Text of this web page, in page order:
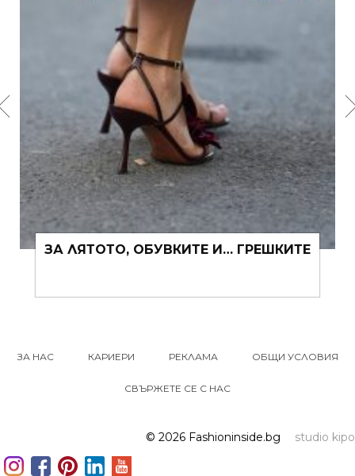
ЗА ЛЯТОТО, ОБУВКИТЕ И… ГРЕШКИТЕ
ЗА НАС КАРИЕРИ РЕКЛАМА ОБЩИ УСЛОВИЯ
СВЪРЖЕТЕ СЕ С НАС
studio kipo
© 2026 Fashioninside.bg